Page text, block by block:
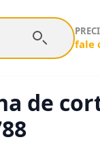
fale
de